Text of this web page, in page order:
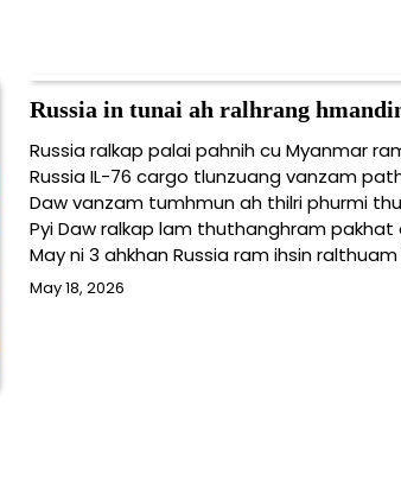
Russia in tunai ah ralhrang
Russia ralkap palai pahnih cu Myanmar
Russia IL-76 cargo tlunzuang vanzam
Daw vanzam tumhmun ah thilri phurmi
Pyi Daw ralkap lam thuthanghram pakhat
May ni 3 ahkhan Russia ram ihsin
May 18, 2026